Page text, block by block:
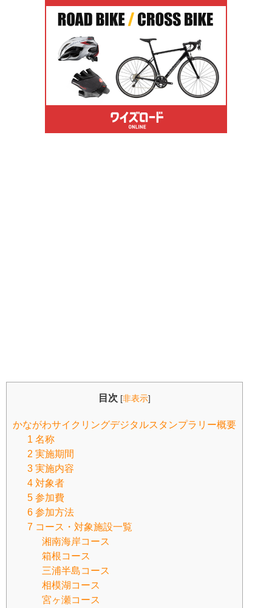
目次 [非表示]
かながわサイクリングデジタルスタンプラリー概要
1 名称
2 実施期間
3 実施内容
4 対象者
5 参加費
6 参加方法
7 コース・対象施設一覧
湘南海岸コース
箱根コース
三浦半島コース
相模湖コース
宮ヶ瀬コース